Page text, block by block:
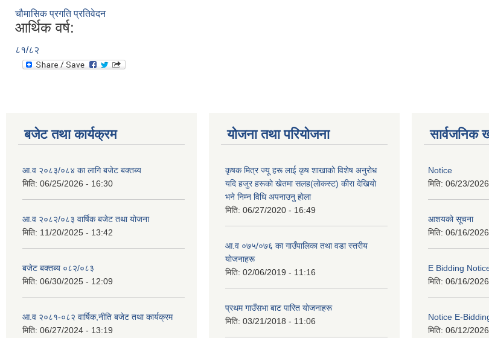
चौमासिक प्रगति प्रतिवेदन
आर्थिक वर्ष:
८१/८२
बजेट तथा कार्यक्रम
आ.व २०८३/०८४ का लागि बजेट बक्तब्य
मिति: 06/25/2026 - 16:30
आ.व २०८२/०८३ वार्षिक बजेट तथा योजना
मिति: 11/20/2025 - 13:42
बजेट बक्तब्य ०८२/०८३
मिति: 06/30/2025 - 12:09
आ.व २०८१-०८२ वार्षिक,नीति बजेट तथा कार्यक्रम
मिति: 06/27/2024 - 13:19
योजना तथा परियोजना
कृषक मित्र ज्यू हरू लाई कृष शाखाकाे विशेष अनुराेध
यदि हजुर हरूकाे खेतमा सलह(लाेकस्ट) कीरा देखियाे
भने निम्न विधि अपनाउनु हाेला
मिति: 06/27/2020 - 16:49
आ‍.व ०७५/०७६ का गाउँपालिका तथा वडा स्तरीय
याेजनाहरू
मिति: 02/06/2019 - 11:16
प्रथम गाउँसभा बाट पारित याेजनाहरू
मिति: 03/21/2018 - 11:06
सार्वजनिक
Notice
मिति: 06/23/
आशयको सूचना
मिति: 06/16/
E Bidding
मिति: 06/16/
Notice E-
मिति: 06/12/